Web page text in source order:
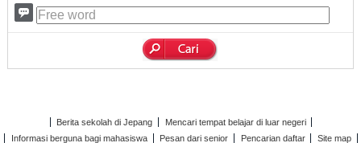
Berita sekolah di Jepang
Mencari tempat belajar di luar negeri
Informasi berguna bagi mahasiswa
Pesan dari senior Pencarian daftar
Site map